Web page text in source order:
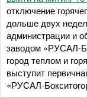
отключение
дольше двух
администрации и
заводом «РУСАЛ-
город теплом и
выступит
«РУСАЛ-